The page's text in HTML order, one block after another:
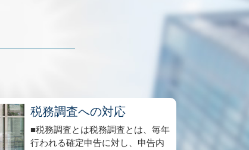
税務調査への対応
■税務調査とは税務調査とは、毎年
行われる確定申告に対し、申告内